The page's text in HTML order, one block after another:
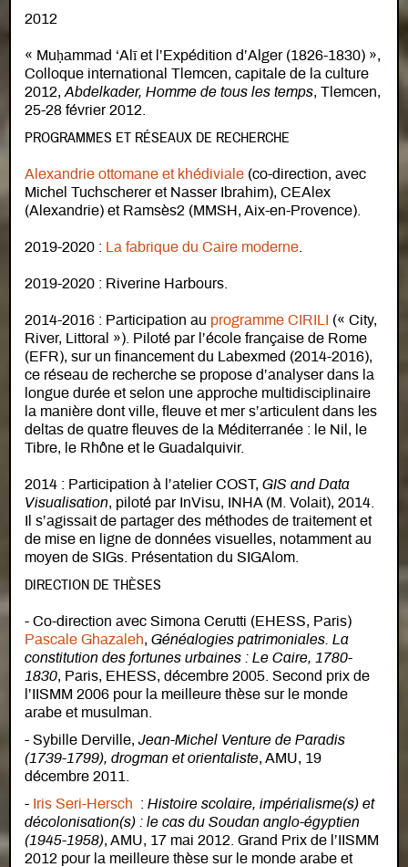
2012
« Muḥammad ‘Alī et l’Expédition d’Alger (1826-1830) »,
Colloque international Tlemcen, capitale de la culture
2012, Abdelkader, Homme de tous les temps, Tlemcen,
25-28 février 2012.
PROGRAMMES ET RÉSEAUX DE RECHERCHE
Alexandrie ottomane et khédiviale (co-direction, avec
Michel Tuchscherer et Nasser Ibrahim), CEAlex
(Alexandrie) et Ramsès2 (MMSH, Aix-en-Provence).
2019-2020 : La fabrique du Caire moderne
2019-2020 : Riverine Harbours.
2014-2016 : Participation au programme CIRILI
(« City,
River, Littoral »). Piloté par l’école française de Rome
(EFR), sur un financement du Labexmed (2014-2016),
ce réseau de recherche se propose d’analyser dans la
longue durée et selon une approche multidisciplinaire
la manière dont ville, fleuve et mer s’articulent dans les
deltas de quatre fleuves de la Méditerranée : le Nil, le
Tibre, le Rhône et le Guadalquivir.
2014 : Participation à l’atelier COST, GIS and Data
Visualisation, piloté par InVisu, INHA (M. Volait), 2014.
Il s’agissait de partager des méthodes de traitement et
de mise en ligne de données visuelles, notamment au
moyen de SIGs. Présentation du SIGAlom.
DIRECTION DE THÈSES
- Co-direction avec Simona Cerutti (EHESS, Paris)
Pascale Ghazaleh, Généalogies patrimoniales. La
constitution des fortunes urbaines : Le Caire, 1780-
1830, Paris, EHESS, décembre 2005. Second prix de
l’IISMM 2006 pour la meilleure thèse sur le monde
arabe et musulman.
- Sybille Derville, Jean-Michel Venture de Paradis
(1739-1799), drogman et orientaliste, AMU, 19
décembre 2011.
- Iris Seri-Hersch : Histoire scolaire, impérialisme(s) et
décolonisation(s) : le cas du Soudan anglo-égyptien
(1945-1958), AMU, 17 mai 2012. Grand Prix de l’IISMM
2012 pour la meilleure thèse sur le monde arabe et